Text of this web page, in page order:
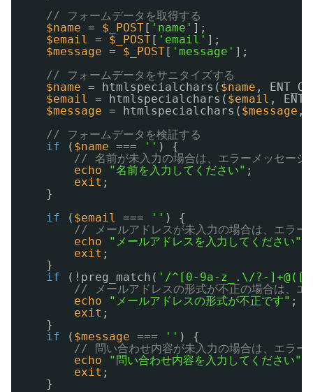
// フォームデータを取得する
$name = $_POST [ 'name' ];
$email
= $_POST [ 'email' ];
$message = $_POST [ 'message' ];
// フォームデータをサニタイズする
$name = htmlspecialchars( $name ,
$email
= htmlspecialchars( $email ,
$message = htmlspecialchars( $message ,
// フォームデータを検証する
if
( $name === '' ) {
// 名前が未入力の場合は、エラーメッセージ
echo
"名前を入力してください" ;
exit ;
}
if
( $email === '' ) {
// メールアドレスが未入力の場合は、エラー
echo
"メールアドレスを入力してください"
exit ;
}
if
(!preg_match( '/^[0-9a-z_.\/?-
// メールアドレスの形式が不正の場合は、エ
echo
"メールアドレスの形式が不正です" ;
exit ;
}
if
( $message === '' ) {
// 問い合わせ内容が未入力の場合は、エラー
echo
"問い合わせ内容を入力してください"
exit ;
}